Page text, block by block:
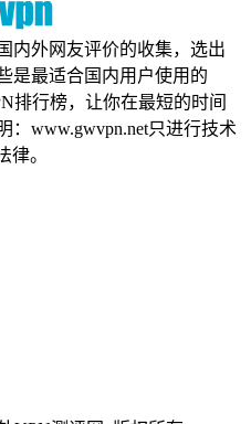
内外网友评价的收集，选出
是最适合国内用户使用的
排行榜，让你在最短的时间
：www.gwvpn.net只进行技术
律。